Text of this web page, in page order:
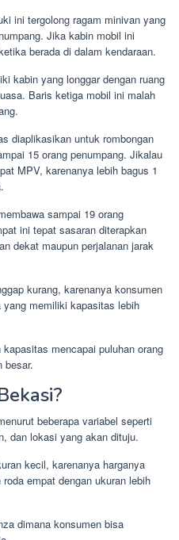
ini tergolong ragam minivan yang
Jika kabin mobil ini
berada di dalam kendaraan.
kabin yang longgar dengan ruang
Baris ketiga mobil ini malah
diaplikasikan untuk rombongan
15 orang penumpang. Jikalau
MPV, karenanya lebih bagus 1
sampai 19 orang
ini tepat sasaran diterapkan
dekat maupun perjalanan jarak
kurang, karenanya konsumen
memiliki kapasitas lebih
mencapai puluhan orang
besar.
beberapa variabel seperti
dan lokasi yang akan dituju.
kecil, karenanya harganya
empat dengan ukuran lebih
dimana konsumen bisa